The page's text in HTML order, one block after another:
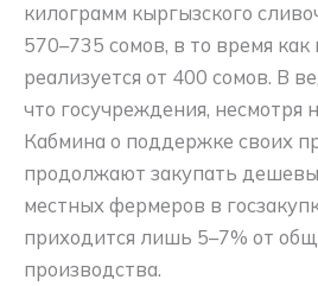
килограмм кыргызского
570–735 сомов, в то время
реализуется от 400 сомов. В
что госучреждения, несмотря
Кабмина о поддержке своих
продолжают закупать
местных фермеров в
приходится лишь 5–7% от
производства.